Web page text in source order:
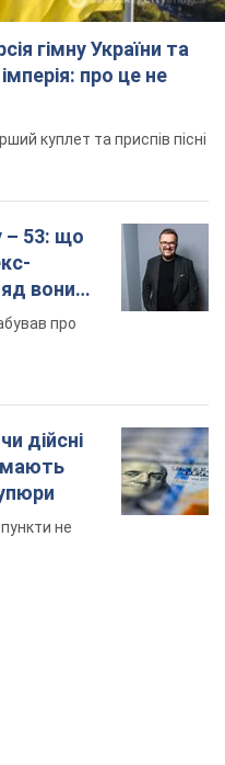
гімну України та
про це не
куплет та приспів пісні
– 53: що
вони
про
дійсні
не